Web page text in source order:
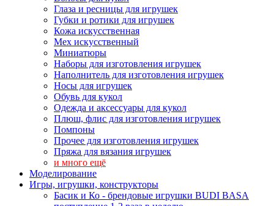
Глаза и ресницы для игрушек
Губки и ротики для игрушек
Кожа искусственная
Мех искусственный
Миниатюры
Наборы для изготовления игрушек
Наполнитель для изготовления игрушек
Носы для игрушек
Обувь для кукол
Одежда и аксессуары для кукол
Плюш, флис для изготовления игрушек
Помпоны
Прочее для изготовления игрушек
Пряжа для вязания игрушек
и много ещё
Моделирование
Игры, игрушки, конструкторы
Басик и Ко - брендовые игрушки BUDI BASA